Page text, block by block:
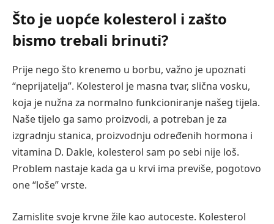
Što je uopće kolesterol i zašto
bismo trebali brinuti?
Prije nego što krenemo u borbu, važno je upoznati
“neprijatelja”. Kolesterol je masna tvar, slična vosku,
koja je nužna za normalno funkcioniranje našeg tijela.
Naše tijelo ga samo proizvodi, a potreban je za
izgradnju stanica, proizvodnju određenih hormona i
vitamina D. Dakle, kolesterol sam po sebi nije loš.
Problem nastaje kada ga u krvi ima previše, pogotovo
one “loše” vrste.
Zamislite svoje krvne žile kao autoceste. Kolesterol